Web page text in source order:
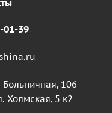
01-39
106
Холмская, 5 к2